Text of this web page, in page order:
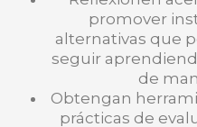
promover
alternativas que
seguir
de
Obtengan
prácticas de